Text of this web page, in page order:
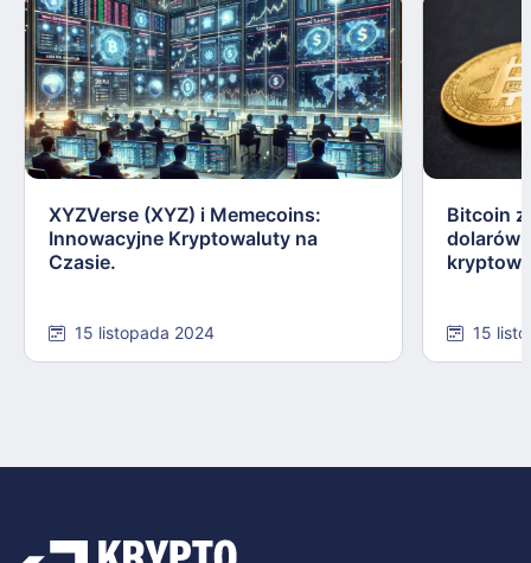
XYZVerse (XYZ) i Memecoins:
Innowacyjne Kryptowaluty na
Czasie.
15 listopada 2024
Bitcoin
dolarów:
15